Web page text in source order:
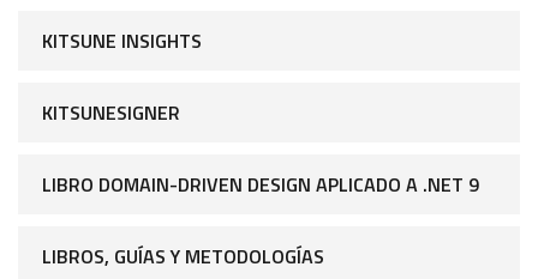
KITSUNE INSIGHTS
KITSUNESIGNER
LIBRO DOMAIN-DRIVEN DESIGN APLICADO A .NET 9
LIBROS, GUÍAS Y METODOLOGÍAS